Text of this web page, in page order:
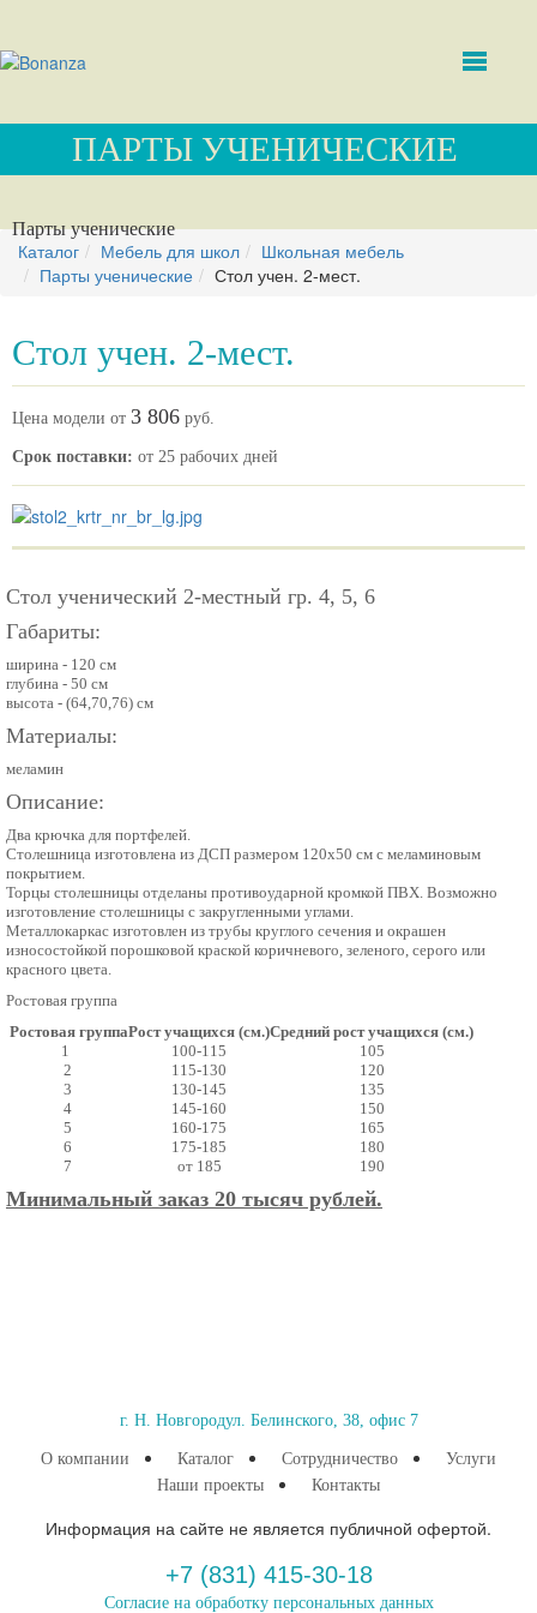
ПАРТЫ УЧЕНИЧЕСКИЕ
Парты ученические
Каталог Мебель для школ
Школьная мебель
Парты ученические
Стол учен. 2-мест.
Стол учен. 2-мест.
Цена модели от 3 806 руб.
Срок поставки: от 25 рабочих дней
Стол ученический 2-местный гр. 4, 5, 6
Габариты:
ширина - 120 см
глубина - 50 см
высота - (64,70,76) см
Материалы:
меламин
Описание:
Два крючка для портфелей.
Столешница изготовлена из ДСП размером 120х50 см с меламиновым
покрытием.
Торцы столешницы отделаны противоударной кромкой ПВХ. Возможно
изготовление столешницы с закругленными углами.
Металлокаркас изготовлен из трубы круглого сечения и окрашен
износостойкой порошковой краской коричневого, зеленого, серого или
красного цвета.
Ростовая группа
Ростовая группаРост учащихся (см.)Средний рост учащихся (см.)
1
100-115
105
2
115-130
120
3
130-145
135
4
145-160
150
5
160-175
165
6
175-185
180
7
от 185 190
Минимальный заказ 20 тысяч рублей.
г. Н. Новгородул. Белинского, 38, офис 7
О компании Каталог Сотрудничество
Услуги
Наши проекты
Контакты
Информация на сайте не является публичной офертой.
+7 (831) 415-30-18
Согласие на обработку персональных данных